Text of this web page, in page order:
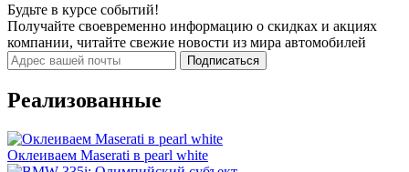
Будьте в курсе событий!
Получайте своевременно информацию о скидках и акциях
компании, читайте свежие новости из мира автомобилей
Подписаться
Реализованные
Оклеиваем Maserati в pearl white